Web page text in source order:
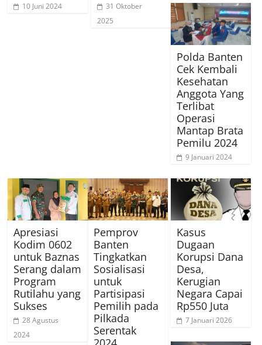
10 Juni 2024
31 Oktober
2025
Polda Banten
Cek Kembali
Kesehatan
Anggota Yang
Terlibat
Operasi
Mantap Brata
Pemilu 2024
9 Januari 2024
Apresiasi
Kodim 0602
untuk Baznas
Serang dalam
Program
Rutilahu yang
Sukses
28 Agustus
2024
Pemprov
Banten
Tingkatkan
Sosialisasi
untuk
Partisipasi
Pemilih pada
Pilkada
Serentak
Kasus
Dugaan
Korupsi Dana
Desa,
Kerugian
Negara Capai
Rp550 Juta
7 Januari 2026